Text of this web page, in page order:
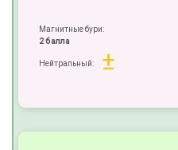
Магнитные бури:
2 балла
Нейтральный:
±
±